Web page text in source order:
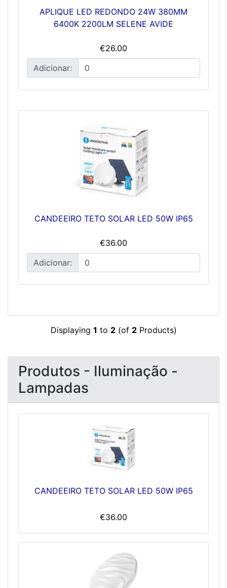
APLIQUE LED REDONDO 24W 380MM
6400K 2200LM SELENE AVIDE
€26.00
Adicionar:
CANDEEIRO TETO SOLAR LED 50W IP65
€36.00
Adicionar:
Displaying 1 to 2(of 2Products)
Produtos - Iluminação -
Lampadas
CANDEEIRO TETO SOLAR LED 50W IP65
€36.00